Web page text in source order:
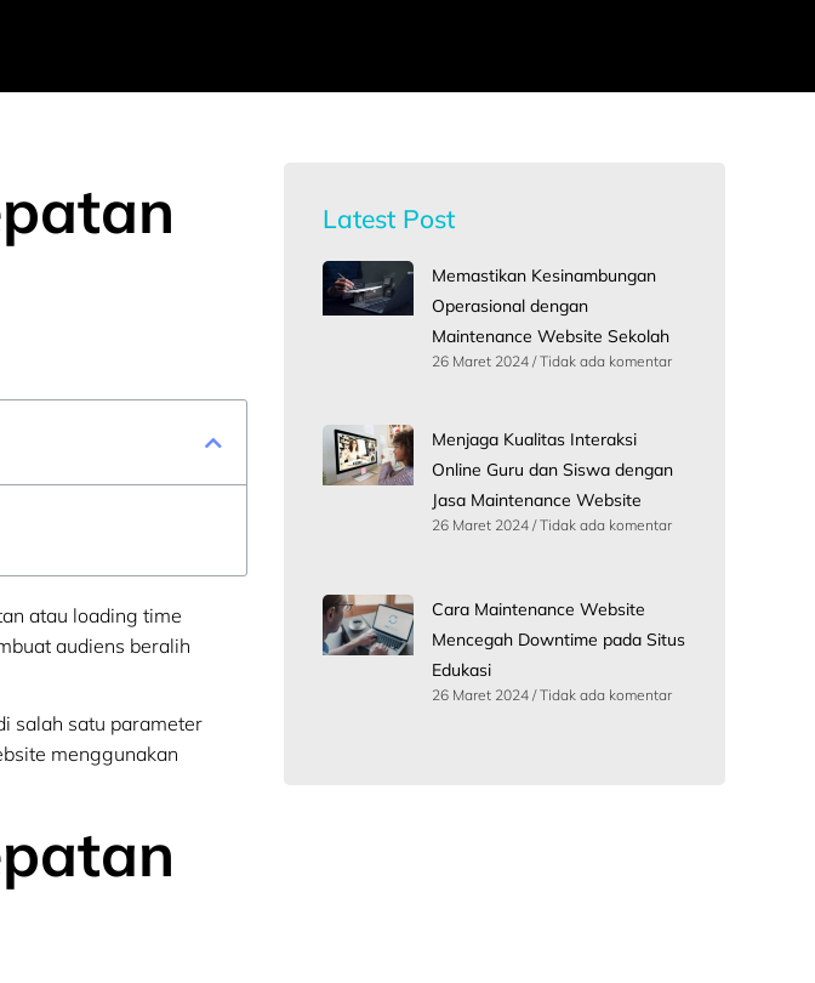
atau loading time
audiens beralih
salah satu parameter
menggunakan
Latest Post
Memastikan Kesinambungan
Operasional dengan
Maintenance Website Sekolah
26 Maret 2024 Tidak ada komentar
Menjaga Kualitas Interaksi
Online Guru dan Siswa dengan
Jasa Maintenance Website
26 Maret 2024 Tidak ada komentar
Cara Maintenance Website
Mencegah Downtime pada Situs
Edukasi
26 Maret 2024 Tidak ada komentar